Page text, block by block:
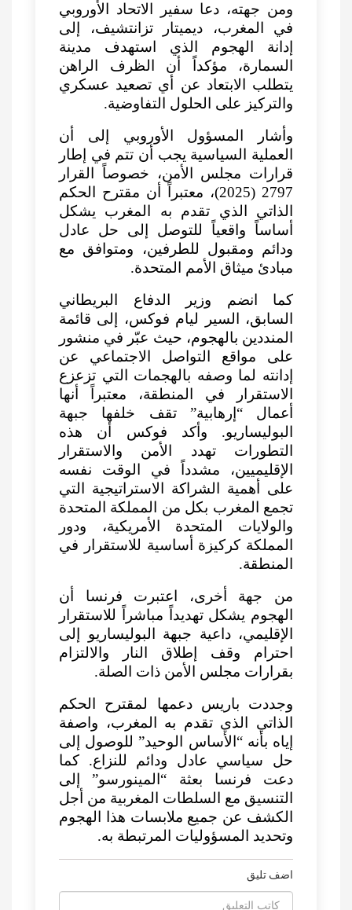
ومن جهته، دعا سفير الاتحاد الأوروبي
في المغرب، ديميتار تزانتشيف، إلى
إدانة الهجوم الذي استهدف مدينة
السمارة، مؤكداً أن الظرف الراهن
يتطلب الابتعاد عن أي تصعيد عسكري
والتركيز على الحلول التفاوضية.
وأشار المسؤول الأوروبي إلى أن
العملية السياسية يجب أن تتم في إطار
قرارات مجلس الأمن، خصوصاً القرار
2797 (2025)، معتبراً أن مقترح الحكم
الذاتي الذي تقدم به المغرب يشكل
أساساً واقعياً للتوصل إلى حل عادل
ودائم ومقبول للطرفين، ومتوافق مع
مبادئ ميثاق الأمم المتحدة.
كما انضم وزير الدفاع البريطاني
السابق، السير ليام فوكس، إلى قائمة
المنددين بالهجوم، حيث عبّر في منشور
على مواقع التواصل الاجتماعي عن
إدانته لما وصفه بالهجمات التي تزعزع
الاستقرار في المنطقة، معتبراً أنها
أعمال “إرهابية” تقف خلفها جبهة
البوليساريو. وأكد فوكس أن هذه
التطورات تهدد الأمن والاستقرار
الإقليميين، مشدداً في الوقت نفسه
على أهمية الشراكة الاستراتيجية التي
تجمع المغرب بكل من المملكة المتحدة
والولايات المتحدة الأمريكية، ودور
المملكة كركيزة أساسية للاستقرار في
المنطقة.
من جهة أخرى، اعتبرت فرنسا أن
الهجوم يشكل تهديداً مباشراً للاستقرار
الإقليمي، داعية جبهة البوليساريو إلى
احترام وقف إطلاق النار والالتزام
بقرارات مجلس الأمن ذات الصلة.
وجددت باريس دعمها لمقترح الحكم
الذاتي الذي تقدم به المغرب، واصفة
إياه بأنه “الأساس الوحيد” للوصول إلى
حل سياسي عادل ودائم للنزاع. كما
دعت فرنسا بعثة “المينورسو” إلى
التنسيق مع السلطات المغربية من أجل
الكشف عن جميع ملابسات هذا الهجوم
وتحديد المسؤوليات المرتبطة به.
اضف تليق